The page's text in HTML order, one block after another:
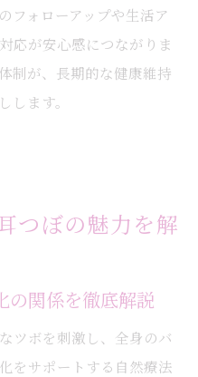
フォローアップや生活ア
応が安心感につながりま
制が、長期的な健康維持
します。
つぼの魅力を解
の関係を徹底解説
ツボを刺激し、全身のバ
をサポートする自然療法